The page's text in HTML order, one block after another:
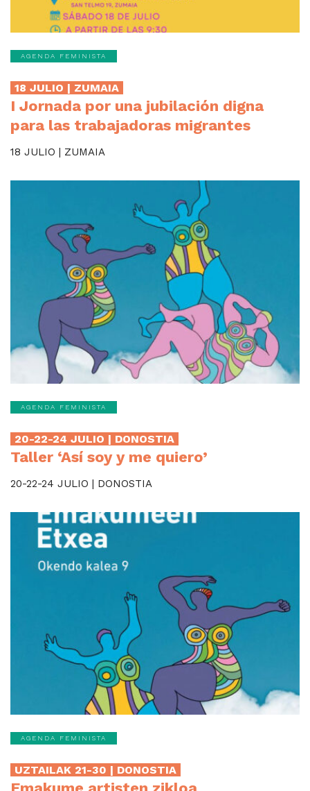
AGENDA FEMINISTA
18 JULIO | ZUMAIA
I Jornada por una jubilación digna
para las trabajadoras migrantes
18 JULIO | ZUMAIA
AGENDA FEMINISTA
20-22-24 JULIO | DONOSTIA
Taller ‘Así soy y me quiero’
20-22-24 JULIO | DONOSTIA
AGENDA FEMINISTA
UZTAILAK 21-30 | DONOSTIA